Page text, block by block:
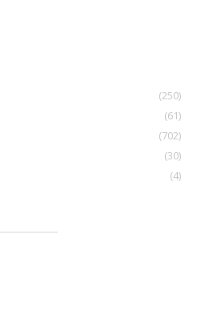
(250)
(61)
(702)
(30)
(4)